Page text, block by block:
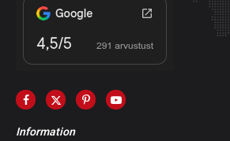
Information